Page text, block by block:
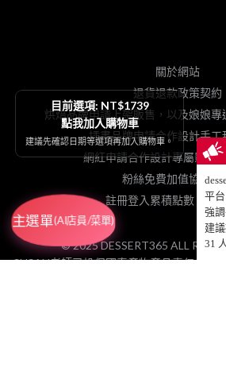
平
強
建
31
關於網站
退貨退款政策契約
烘焙品牌申請上架販售，以及娘娘
插畫品牌申請合作設計手工
網紅申請合作設計專屬影片
粉絲免費加值協力網
註冊登入累積點數、查
© 2025 DESSERT365 ALL
SUSAN老師已投保國泰產物產品責任保險
目前選項: NT$1739
點我加入購物車
建議先確認日期等選項再加入購物車。
主選單(AI店員/菜單)